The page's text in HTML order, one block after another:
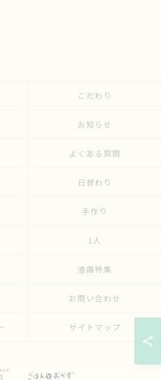
こだわり
お知らせ
よくある質問
日替わり
手作り
1人
漫画特集
お問い合わせ
サイトマップ